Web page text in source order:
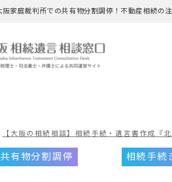
阪家庭裁判所での共有物分割調停！不動産相続の
【大阪の相続相談】相続手続・遺言書作成『
共有物分割調停 相続手続